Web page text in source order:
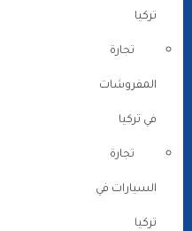
تركيا
تجارة
المفروشات
في تركيا
تجارة
السيارات في
تركيا